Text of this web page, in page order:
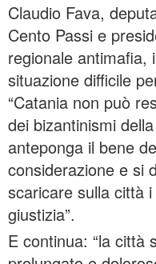
Claudio Fava,
Cento Passi e
regionale antimafia,
situazione difficile
“Catania non può
dei bizantinismi
anteponga il bene
considerazione e si
scaricare sulla città
giustizia”.
E continua: “la città